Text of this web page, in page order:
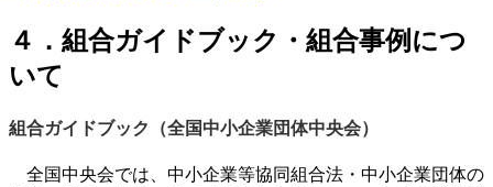
４．組合ガイドブック・組合事例につ
いて
組合ガイドブック（全国中小企業団体中央会）
全国中央会では、中小企業等協同組合法・中小企業団体の